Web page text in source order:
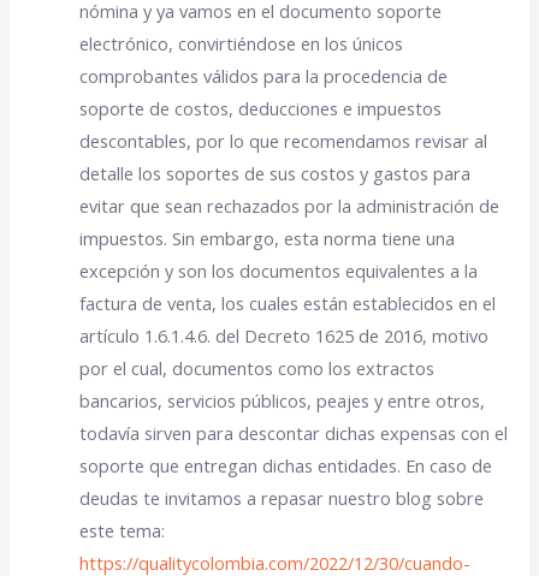
nómina y ya vamos en el documento soporte
electrónico, convirtiéndose en los únicos
comprobantes válidos para la procedencia de
soporte de costos, deducciones e impuestos
descontables, por lo que recomendamos revisar al
detalle los soportes de sus costos y gastos para
evitar que sean rechazados por la administración de
impuestos. Sin embargo, esta norma tiene una
excepción y son los documentos equivalentes a la
factura de venta, los cuales están establecidos en el
artículo 1.6.1.4.6. del Decreto 1625 de 2016, motivo
por el cual, documentos como los extractos
bancarios, servicios públicos, peajes y entre otros,
todavía sirven para descontar dichas expensas con el
soporte que entregan dichas entidades. En caso de
deudas te invitamos a repasar nuestro blog sobre
este tema:
https://qualitycolombia.com/2022/12/30/cuando-